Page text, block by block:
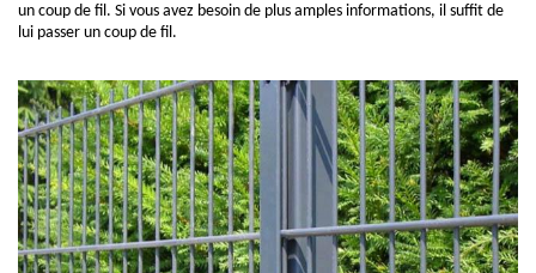
un coup de fil. Si vous avez besoin de plus amples informations, il suffit de
lui passer un coup de fil.